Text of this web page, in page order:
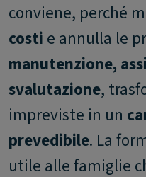
conviene, perché
costi e annulla le
manutenzione,
svalutazione,
impreviste in un
prevedibile. La
utile alle famiglie